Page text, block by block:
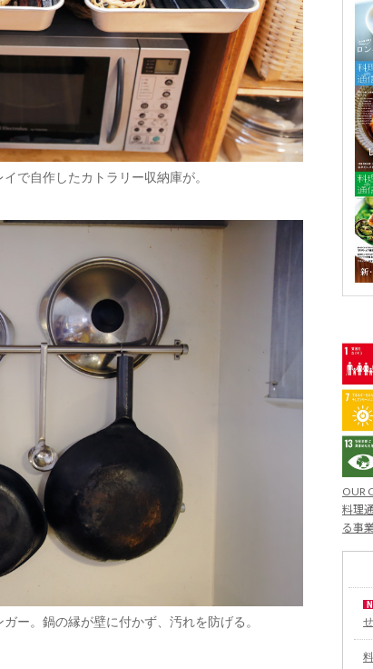
で自作したカトラリー収納庫が。
ー。鍋の縁が壁に付かず、汚れを防げる。
OUR
料理
る事
せ